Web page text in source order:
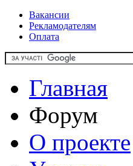
Вакансии
Рекламодателям
Оплата
Главная
Форум
О проекте